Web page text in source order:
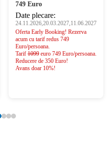
749 Euro
Date plecare:
24.11.2026,20.03.2027,11.06.2027
Oferta Early Booking! Rezerva
acum cu tarif redus 749
Euro/persoana.
Tarif 1099 euro 749 Euro/persoana.
Reducere de 350 Euro!
Avans doar 10%!